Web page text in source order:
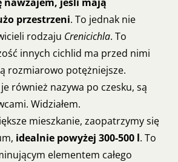
przestrzeni. To jednak nie
rodzaju Crenicichla. To
innych cichlid ma przed nimi
rozmiarowo potężniejsze.
również nazywa po czesku, są
Widziałem.
mieszkanie, zaopatrzymy się
idealnie powyżej 300-500 l. To
elementem całego